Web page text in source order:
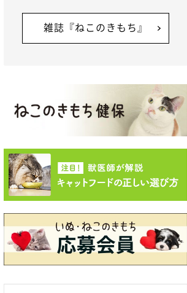
雑誌『ねこのきもち』